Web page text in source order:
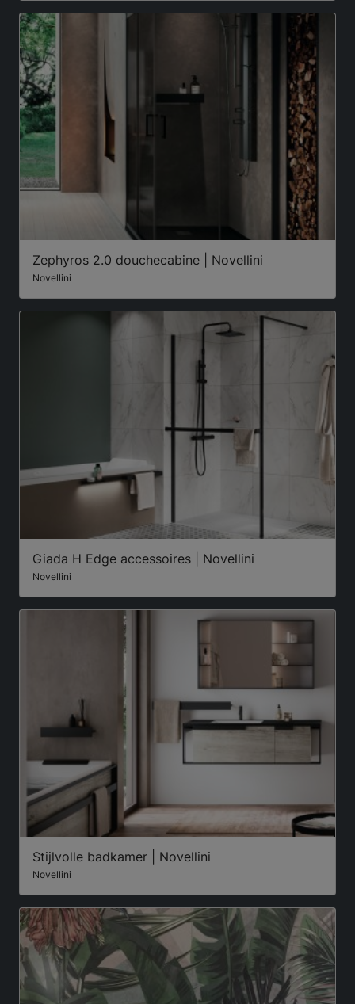
Zephyros 2.0 douchecabine | Novellini
Novellini
Giada H Edge accessoires | Novellini
Novellini
Stijlvolle badkamer | Novellini
Novellini